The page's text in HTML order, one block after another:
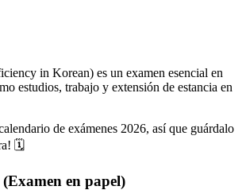
in Korean) es un examen esencial en
estudios, trabajo y extensión de estancia en
de exámenes 2026, así que guárdalo
🗓️
en papel)